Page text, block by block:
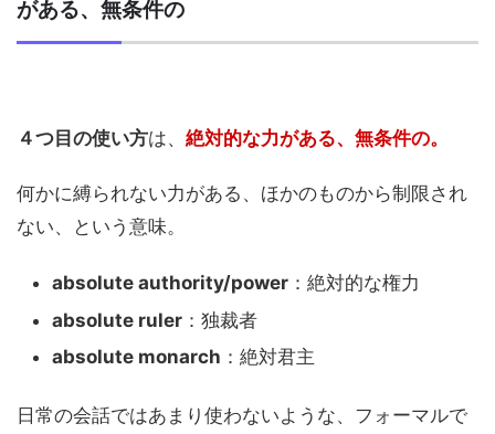
がある、無条件の
４つ目の使い方は、 絶対的な力がある、無条件の。
何かに縛られない力がある、ほかのものから制限され
ない、という意味。
absolute authority/power ：絶対的な権力
absolute ruler ：独裁者
absolute monarch ：絶対君主
日常の会話ではあまり使わないような、フォーマルで